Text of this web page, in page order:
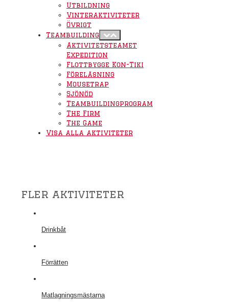
Utbildning
Vinteraktiviteter
Övrigt
Teambuilding
Aktivitetsteamet
Expedition
Flottbygge Kon-Tiki
Föreläsning
Mousetrap
Sjönöd
Teambuildingprogram
The Firm
The Game
Visa alla aktiviteter
fler aktiviteter
Drinkbåt
Förrätten
Matlagningsmästarna